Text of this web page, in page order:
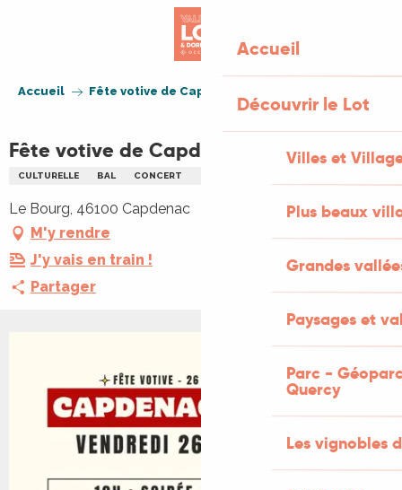
Accueil
Découvrir le Lot
Villes et
Plus beaux
Grandes
Paysages et
Parc -
Quercy
Les vignobles
Accueil Fête votive de Capdenac-le-Haut
Fête votive de Capdenac-le-Haut
CULTURELLE BAL CONCERT
Le Bourg, 46100 Capdenac
M'y rendre
J'y vais en train !
Partager